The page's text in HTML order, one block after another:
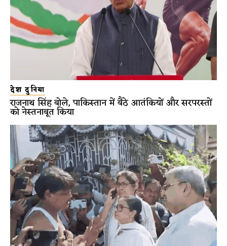
देश दुनिया
राजनाथ सिंह बोले, पाकिस्तान में बैठे आतंकियों और सरपरस्तों
को नेस्तनाबूत किया